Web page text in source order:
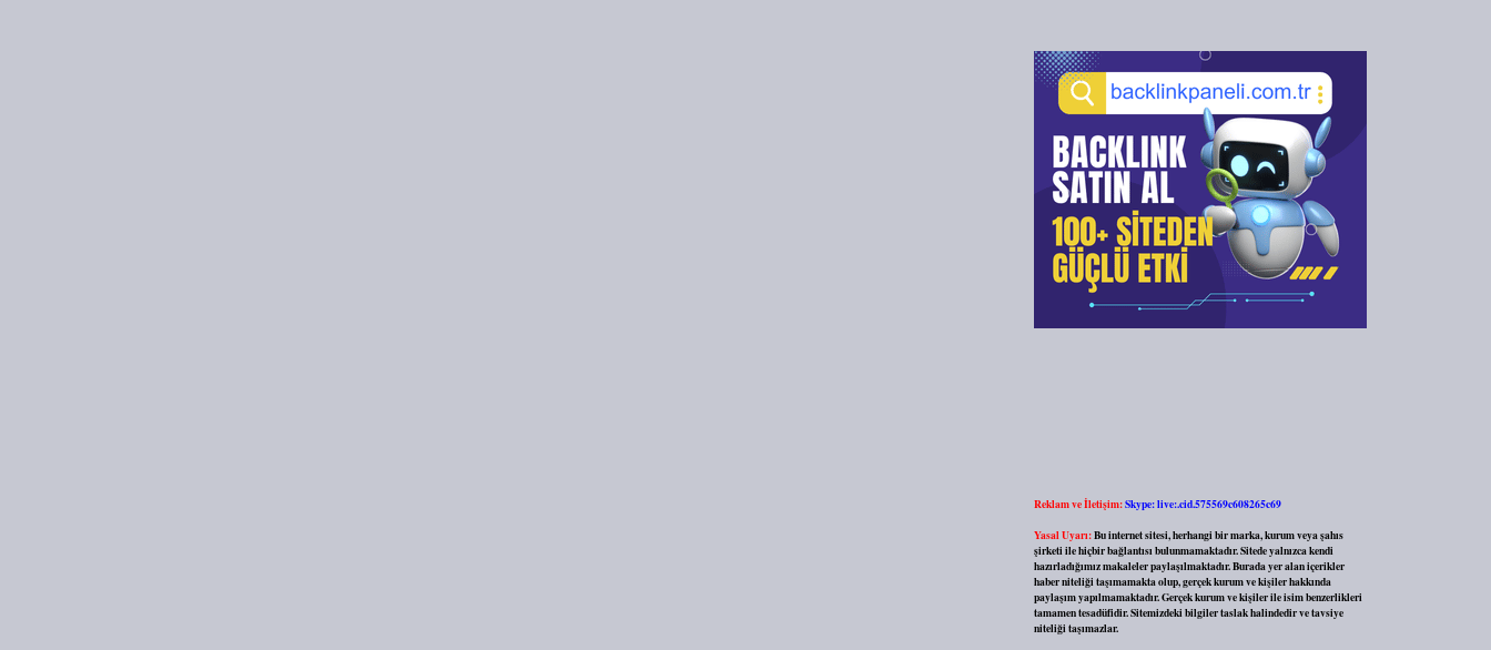
Reklam ve İletişim:Skype: live:.cid.575569c608265c69
Yasal Uyarı:Bu internet sitesi, herhangi bir marka, kurum veya şahıs
şirketi ile hiçbir bağlantısı bulunmamaktadır. Sitede yalnızca kendi
hazırladığımız makaleler paylaşılmaktadır. Burada yer alan içerikler
haber niteliği taşımamakta olup, gerçek kurum ve kişiler hakkında
paylaşım yapılmamaktadır. Gerçek kurum ve kişiler ile isim benzerlikleri
tamamen tesadüfidir. Sitemizdeki bilgiler taslak halindedir ve tavsiye
niteliği taşımazlar.